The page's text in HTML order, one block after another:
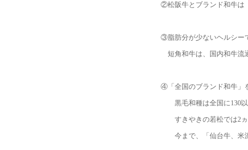
②松阪牛とブランド和牛は
③脂肪分が少ないヘルシー
短角和牛は、国内和牛流
④「全国のブランド和牛」
黒毛和種は全国に130以
すきやきの若松では2ヵ
今まで、「仙台牛、米沢